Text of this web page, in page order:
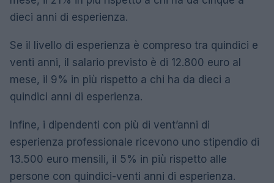
dieci anni di esperienza.
Se il livello di esperienza è compreso tra quindici e
venti anni, il salario previsto è di 12.800 euro al
mese, il 9% in più rispetto a chi ha da dieci a
quindici anni di esperienza.
Infine, i dipendenti con più di vent’anni di
esperienza professionale ricevono uno stipendio di
13.500 euro mensili, il 5% in più rispetto alle
persone con quindici-venti anni di esperienza.